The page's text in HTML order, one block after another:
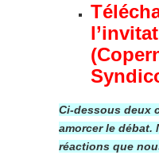
Ci-dessous deux
amorcer le débat.
réactions que